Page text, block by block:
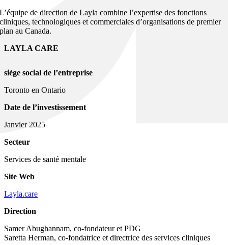
L’équipe de direction de Layla combine l’expertise des fonctions
cliniques, technologiques et commerciales d’organisations de premier
plan au Canada.
LAYLA CARE
siège social de l’entreprise
Toronto en Ontario
Date de l’investissement
Janvier 2025
Secteur
Services de santé mentale
Site Web
Layla.care
Direction
Samer Abughannam, co-fondateur et PDG
Saretta Herman, co-fondatrice et directrice des services cliniques